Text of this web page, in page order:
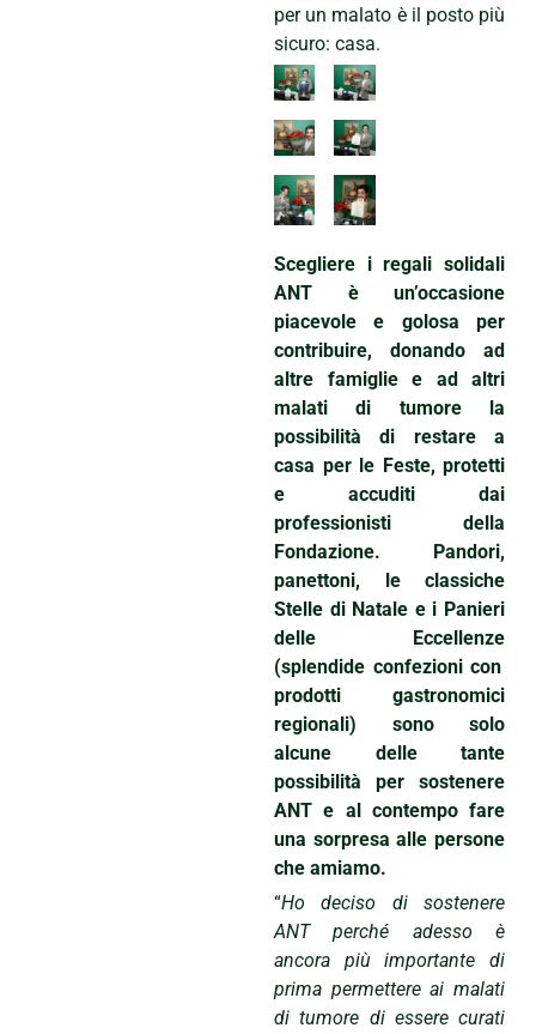
per un malato è il posto più
sicuro: casa.
Scegliere i regali solidali
ANT è un’occasione
piacevole e golosa per
contribuire, donando ad
altre famiglie e ad altri
malati di tumore la
possibilità di restare a
casa per le Feste, protetti
e accuditi dai
professionisti della
Fondazione.
Pandori,
panettoni, le classiche
Stelle di Natale e i Panieri
delle Eccellenze
(splendide confezioni con
prodotti gastronomici
regionali) sono solo
alcune delle tante
possibilità per sostenere
ANT e al contempo fare
una sorpresa alle persone
che amiamo.
“Ho deciso di sostenere
ANT perché adesso è
ancora più importante di
prima permettere ai malati
di tumore di essere curati